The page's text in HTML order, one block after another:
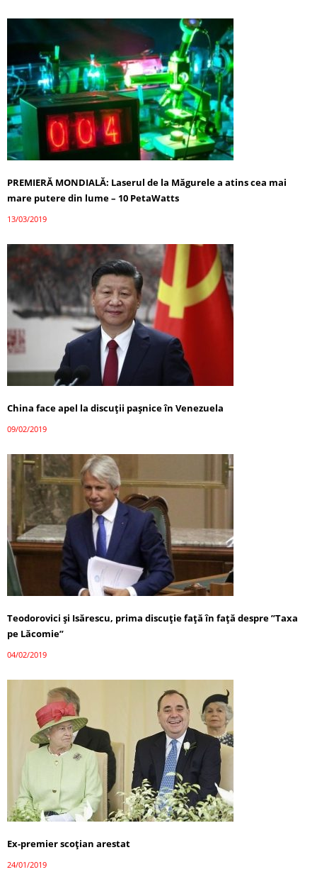
PREMIERĂ MONDIALĂ: Laserul de la Măgurele a atins cea mai
mare putere din lume – 10 PetaWatts
13/03/2019
China face apel la discuţii paşnice în Venezuela
09/02/2019
Teodorovici şi Isărescu, prima discuţie faţă în faţă despre ”Taxa
pe Lăcomie”
04/02/2019
Ex-premier scoţian arestat
24/01/2019